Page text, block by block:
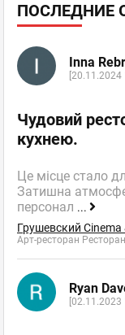
ПОСЛЕДНИЕ
Inna
[20.11.2024
Чудовий
кухнею.
Це місце стало
Затишна
персонал ...
Грушевский Cinema
Арт-ресторан
Ryan
[02.11.2023